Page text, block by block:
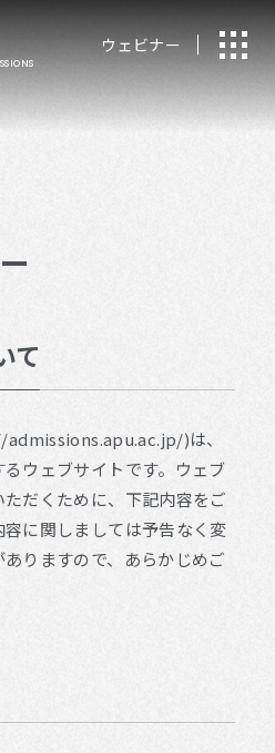
ウェビナー
て
)は、
ウェブサイトです。ウェブ
だくために、下記内容をご
に関しましては予告なく変
りますので、あらかじめご